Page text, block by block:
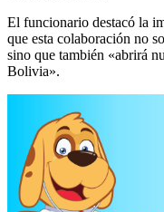
El funcionario destacó la
que esta colaboración no
sino que también «abrirá
Bolivia».